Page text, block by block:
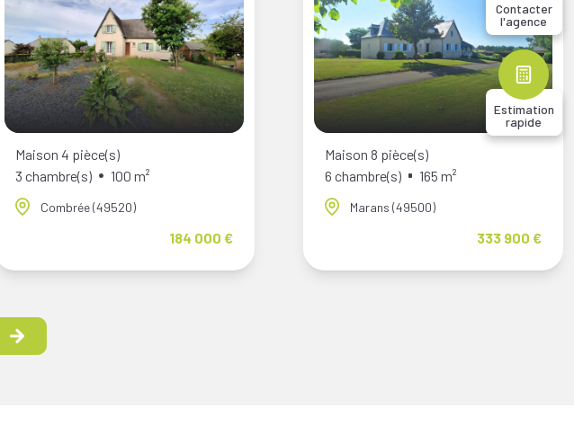
Maison 4 pièce(s)
3 chambre(s)
100 m²
Combrée (49520)
184 000 €
Maison 8 pièce(s)
6 chambre(s)
165 m²
Marans (49500)
333 900 €
Contacter
l'agence
Estimation
rapide